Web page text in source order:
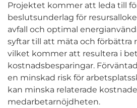
Projektet kommer att leda till
beslutsunderlag för
avfall och optimal
syftar till att mäta och förbättra
vilket kommer att resultera i
kostnadsbesparingar.
en minskad risk för
kan minska relaterade
medarbetarnöjdheten.